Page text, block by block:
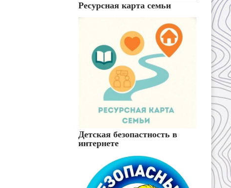
Ресурсная карта семьи
Детская безопастность в
интернете